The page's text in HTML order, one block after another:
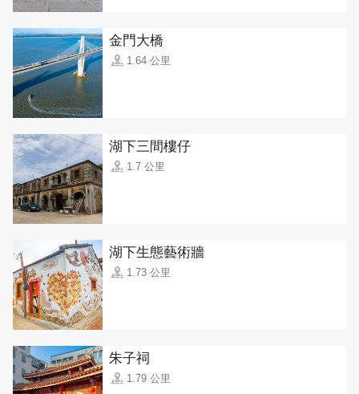
金門大橋
1.64 公里
湖下三間樓仔
1.7 公里
湖下生態藝術牆
1.73 公里
朱子祠
1.79 公里